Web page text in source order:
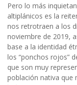
Pero lo más
altiplánicos es la
nos retrotraen a los
noviembre de 2019,
base a la identidad
los “ponchos rojos”
que son muy
población nativa que